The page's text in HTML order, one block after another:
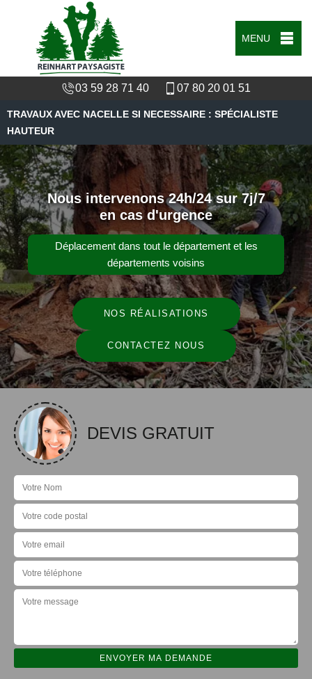
MENU
03 59 28 71 40 07 80 20 01 51
TRAVAUX AVEC NACELLE SI NECESSAIRE : SPÉCIALISTE
HAUTEUR
Nous intervenons 24h/24 sur 7j/7
en cas d'urgence
Déplacement dans tout le département et les
départements voisins
NOS RÉALISATIONS
CONTACTEZ NOUS
DEVIS GRATUIT